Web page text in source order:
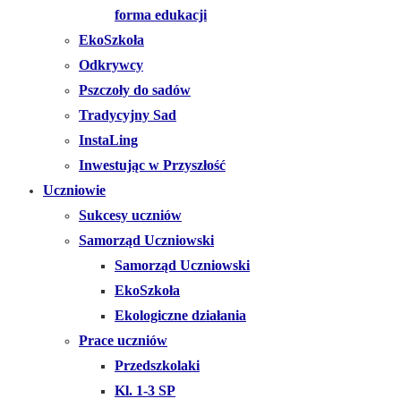
forma edukacji
EkoSzkoła
Odkrywcy
Pszczoły do sadów
Tradycyjny Sad
InstaLing
Inwestując w Przyszłość
Uczniowie
Sukcesy uczniów
Samorząd Uczniowski
Samorząd Uczniowski
EkoSzkoła
Ekologiczne działania
Prace uczniów
Przedszkolaki
Kl. 1-3 SP